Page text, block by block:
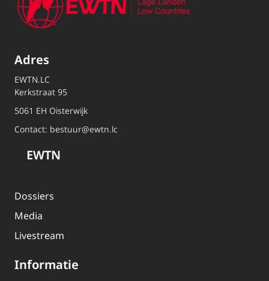
Adres
EWTN.LC
Kerkstraat 95
5061 EH Oisterwijk
Contact: bestuur@ewtn.lc
EWTN
Dossiers
Media
Livestream
Informatie